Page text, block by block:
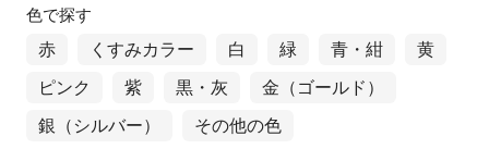
色で探す
赤 くすみカラー 白 緑 青・紺
黄
ピンク
紫 黒・灰
金（ゴールド）
銀（シルバー）
その他の色